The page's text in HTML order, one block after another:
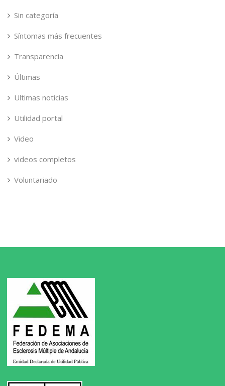
Sin categoría
Síntomas más frecuentes
Transparencia
Últimas
Ultimas noticias
Utilidad portal
Video
videos completos
Voluntariado